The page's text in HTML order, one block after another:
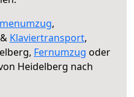
,
Klaviertransport,
Fernumzug oder
Heidelberg nach